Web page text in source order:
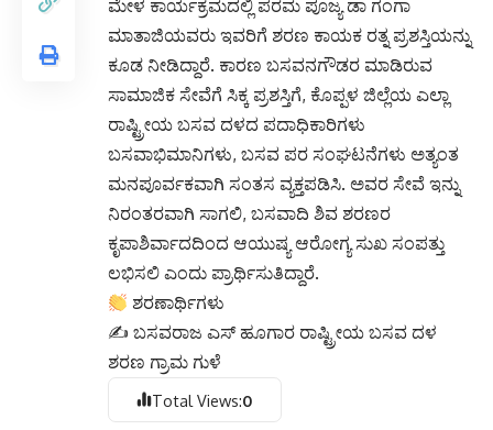
ಮೇಳ ಕಾರ್ಯಕ್ರಮದಲ್ಲಿ ಪರಮ ಪೂಜ್ಯ ಡಾ ಗಂಗಾ
ಮಾತಾಜಿಯವರು ಇವರಿಗೆ ಶರಣ ಕಾಯಕ ರತ್ನ ಪ್ರಶಸ್ತಿಯನ್ನು
ಕೂಡ ನೀಡಿದ್ದಾರೆ. ಕಾರಣ ಬಸವನಗೌಡರ ಮಾಡಿರುವ
ಸಾಮಾಜಿಕ ಸೇವೆಗೆ ಸಿಕ್ಕ ಪ್ರಶಸ್ತಿಗೆ, ಕೊಪ್ಪಳ ಜಿಲ್ಲೆಯ ಎಲ್ಲಾ
ರಾಷ್ಟ್ರೀಯ ಬಸವ ದಳದ ಪದಾಧಿಕಾರಿಗಳು
ಬಸವಾಭಿಮಾನಿಗಳು, ಬಸವ ಪರ ಸಂಘಟನೆಗಳು ಅತ್ಯಂತ
ಮನಪೂರ್ವಕವಾಗಿ ಸಂತಸ ವ್ಯಕ್ತಪಡಿಸಿ. ಅವರ ಸೇವೆ ಇನ್ನು
ನಿರಂತರವಾಗಿ ಸಾಗಲಿ, ಬಸವಾದಿ ಶಿವ ಶರಣರ
ಕೃಪಾಶಿರ್ವಾದದಿಂದ ಆಯುಷ್ಯ ಆರೋಗ್ಯ ಸುಖ ಸಂಪತ್ತು
ಲಭಿಸಲಿ ಎಂದು ಪ್ರಾರ್ಥಿಸುತಿದ್ದಾರೆ.
ಶರಣಾರ್ಥಿಗಳು
✍️ ಬಸವರಾಜ ಎಸ್ ಹೂಗಾರ ರಾಷ್ಟ್ರೀಯ ಬಸವ ದಳ
ಶರಣ ಗ್ರಾಮ ಗುಳೆ
Total Views:0